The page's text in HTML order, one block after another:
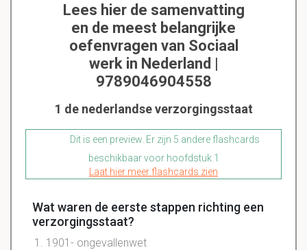
Lees hier de samenvatting
en de meest belangrijke
oefenvragen van Sociaal
werk in Nederland |
9789046904558
1 de nederlandse verzorgingsstaat
Dit is een preview. Er zijn 5 andere flashcards
beschikbaar voor hoofdstuk 1
Laat hier meer flashcards zien
Wat waren de eerste stappen richting een
verzorgingsstaat?
1901- ongevallenwet